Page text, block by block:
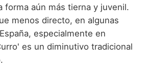
forma aún más tierna y juvenil.
menos directo, en algunas
especialmente en
es un diminutivo tradicional